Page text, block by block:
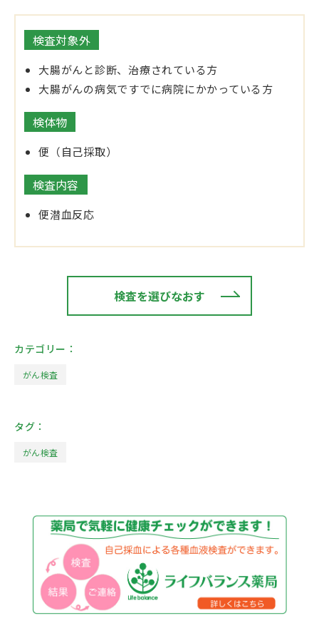
検査対象外
大腸がんと診断、治療されている方
大腸がんの病気ですでに病院にかかっている方
検体物
便（自己採取）
検査内容
便潜血反応
検査を選びなおす
カテゴリー：
がん検査
タグ：
がん検査